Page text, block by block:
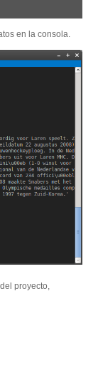
en la consola.
proyecto,